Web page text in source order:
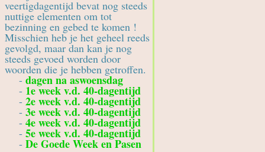
veertigdagentijd bevat nog steeds
nuttige elementen om tot
bezinning en gebed te komen !
Misschien heb je het geheel reeds
gevolgd, maar dan kan je nog
steeds gevoed worden door
woorden die je hebben getroffen.
- dagen na aswoensdag
- 1e week v.d. 40-dagentijd
- 2e week v.d. 40-dagentijd
- 3e week v.d. 40-dagentijd
- 4e week v.d. 40-dagentijd
- 5e week v.d. 40-dagentijd
- De Goede Week en Pasen